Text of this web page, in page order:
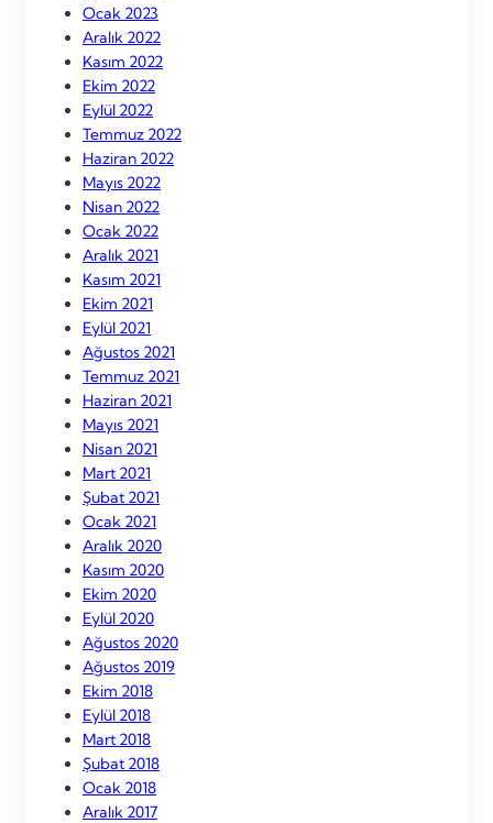
Ocak 2023
Aralık 2022
Kasım 2022
Ekim 2022
Eylül 2022
Temmuz 2022
Haziran 2022
Mayıs 2022
Nisan 2022
Ocak 2022
Aralık 2021
Kasım 2021
Ekim 2021
Eylül 2021
Ağustos 2021
Temmuz 2021
Haziran 2021
Mayıs 2021
Nisan 2021
Mart 2021
Şubat 2021
Ocak 2021
Aralık 2020
Kasım 2020
Ekim 2020
Eylül 2020
Ağustos 2020
Ağustos 2019
Ekim 2018
Eylül 2018
Mart 2018
Şubat 2018
Ocak 2018
Aralık 2017